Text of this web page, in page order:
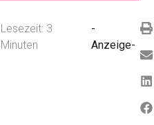
Lesezeit: 3
Minuten
-
Anzeige-